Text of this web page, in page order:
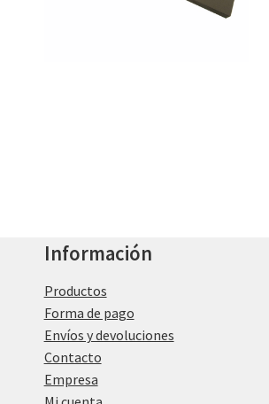
Información
Productos
Forma de pago
Envíos y devoluciones
Contacto
Empresa